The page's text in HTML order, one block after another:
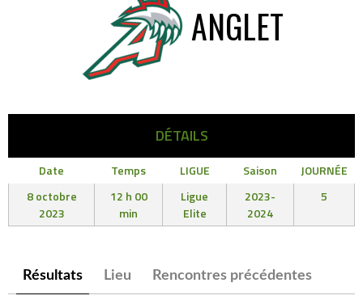
ANGLET
DÉTAILS
Date Temps LIGUE Saison
JOURNÉE
8 octobre
2023
12 h 00
min
Ligue
Elite
2023-
2024
5
Résultats Lieu Rencontres précédentes